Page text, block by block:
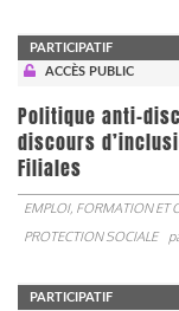
PARTICIPATIF
ACCÈS PUBLIC
Politique anti-
discours
Filiales
EMPLOI, FORMATION ET
PROTECTION SOCIALE
PARTICIPATIF